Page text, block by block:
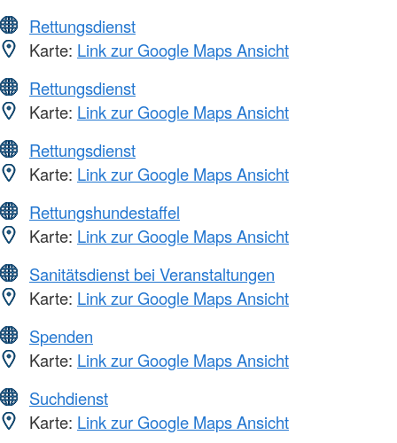
Rettungsdienst
Karte: Link zur Google Maps Ansicht
Rettungsdienst
Karte: Link zur Google Maps Ansicht
Rettungsdienst
Karte: Link zur Google Maps Ansicht
Rettungshundestaffel
Karte: Link zur Google Maps Ansicht
Sanitätsdienst bei Veranstaltungen
Karte: Link zur Google Maps Ansicht
Spenden
Karte: Link zur Google Maps Ansicht
Suchdienst
Karte: Link zur Google Maps Ansicht